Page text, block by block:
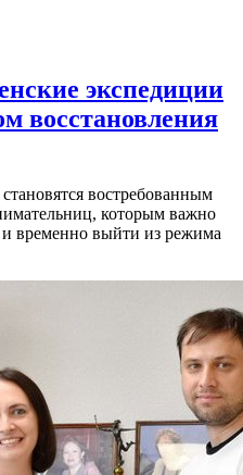
экспедиции
восстановления
востребованным
которым важно
и временно выйти из режима